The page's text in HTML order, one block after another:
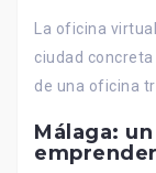
La oficina
ciudad
de una oficina
Málaga:
emprender